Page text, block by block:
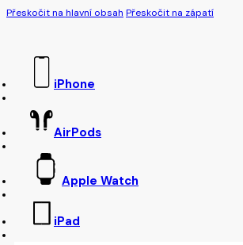
Přeskočit na hlavní obsah Přeskočit na zápatí
iPhone
AirPods
Apple Watch
iPad